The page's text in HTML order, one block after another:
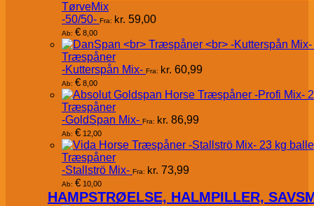
TørveMix
-50/50- Fra: kr. 59,00
Ab: € 8,00
Træspåner
-Kutterspån Mix- Fra: kr. 60,99
Ab: € 8,00
Træspåner
-GoldSpan Mix- Fra: kr. 86,99
Ab: € 12,00
Træspåner
-Stallströ Mix- Fra: kr. 73,99
Ab: € 10,00
HAMPSTRØELSE, HALMPILLER,